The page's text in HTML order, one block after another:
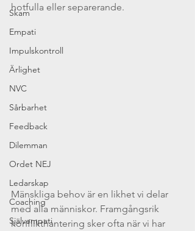
Skam
Empati
Impulskontroll
Ärlighet
NVC
Sårbarhet
Feedback
Dilemman
Ordet NEJ
Ledarskap
Coaching
Självempati
hotfulla eller separerande.
Mänskliga behov är en likhet vi delar
med alla människor. Framgångsrik
konflikthantering sker ofta när vi har